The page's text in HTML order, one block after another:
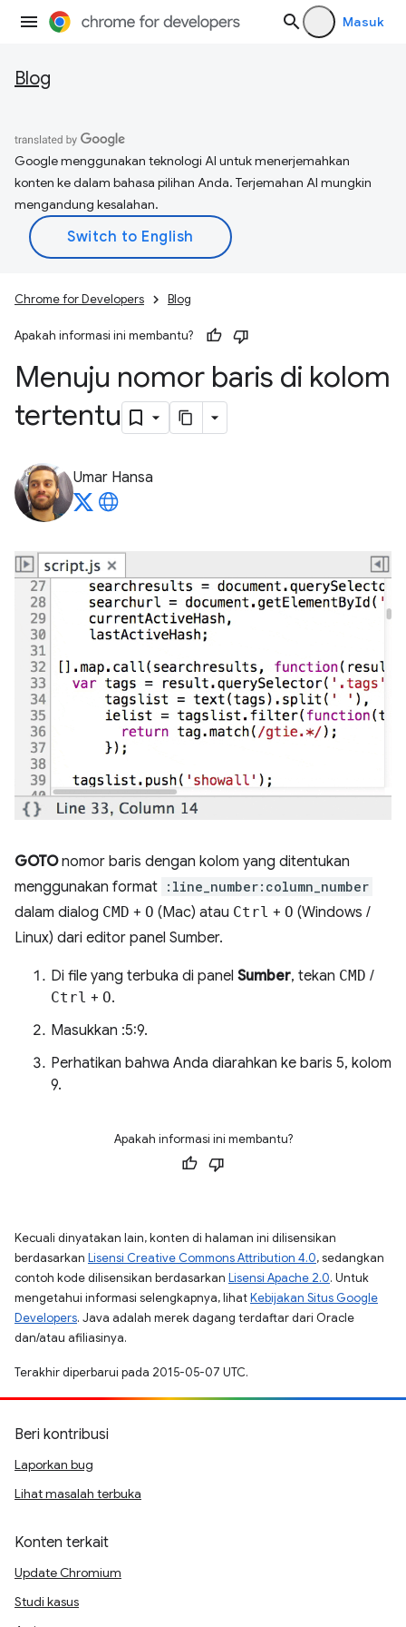
Masuk
Blog
Google menggunakan teknologi AI untuk menerjemahkan
konten ke dalam bahasa pilihan Anda. Terjemahan AI mungkin
mengandung kesalahan.
Chrome for Developers Blog
Apakah informasi ini membantu?
Menuju nomor baris di kolom
tertentu
Umar Hansa
GOTOnomor baris dengan kolom yang ditentukan
menggunakan format :line_number:column_number
dalam dialog CMD + O (Mac) atau Ctrl + O (Windows /
Linux) dari editor panel Sumber.
Di file yang terbuka di panel Sumber, tekan CMD /
Ctrl + O.
Masukkan :5:9.
Perhatikan bahwa Anda diarahkan ke baris 5, kolom
9.
Apakah informasi ini membantu?
Kecuali dinyatakan lain, konten di halaman ini dilisensikan
berdasarkan Lisensi Creative Commons Attribution 4.0, sedangkan
contoh kode dilisensikan berdasarkan Lisensi Apache 2.0. Untuk
mengetahui informasi selengkapnya, lihatKebijakan Situs Google
Developers. Java adalah merek dagang terdaftar dari Oracle
dan/atau afiliasinya.
Terakhir diperbarui pada 2015-05-07 UTC.
Beri kontribusi
Laporkan bug
Lihat masalah terbuka
Konten terkait
Update Chromium
Studi kasus